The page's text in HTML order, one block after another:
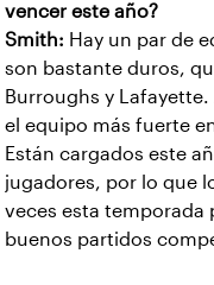
vencer este año?
Smith: Hay un par de
son bastante duros,
Burroughs y
el equipo más fuerte
Están cargados este
jugadores, por lo que
veces esta temporada
buenos partidos